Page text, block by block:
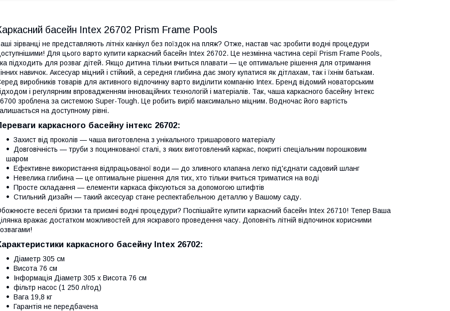
басейн Intex 26702 Prism Frame Pools
зірванці не представляють літніх канікул без поїздок на пляж? Отже, настав час зробити водні процедури
Для цього варто купити каркасний басейн Intex 26702. Це незмінна частина серії Prism Frame Pools,
підходить для розваг дітей. Якщо дитина тільки вчиться плавати — це оптимальне рішення для отримання
навичок. Аксесуар міцний і стійкий, а середня глибина дає змогу купатися як дітлахам, так і їхнім батькам.
виробників товарів для активного відпочинку варто виділити компанію Intex. Бренд відомий новаторським
і регулярним впровадженням інноваційних технологій і матеріалів. Так, чаша каркасного басейну Інтекс
зроблена за системою Super-Tough. Це робить виріб максимально міцним. Водночас його вартість
на доступному рівні.
каркасного басейну інтекс 26702:
Захист від проколів — чаша виготовлена з унікального тришарового матеріалу
Довговічність — труби з поцинкованої сталі, з яких виготовлений каркас, покриті спеціальним порошковим
шаром
Ефективне використання відпрацьованої води — до зливного клапана легко під'єднати садовий шланг
Невелика глибина — це оптимальне рішення для тих, хто тільки вчиться триматися на воді
Просте складання — елементи каркаса фіксуються за допомогою штифтів
Стильний дизайн — такий аксесуар стане респектабельною деталлю у Вашому саду.
веселі бризки та приємні водні процедури? Поспішайте купити каркасний басейн Intex 26710! Тепер Ваша
вражає достатком можливостей для яскравого проведення часу. Доповніть літній відпочинок корисними
каркасного басейну Intex 26702:
Діаметр 305 см
Висота 76 см
Інформація Діаметр 305 x Висота 76 см
фільтр насос (1 250 л/год)
Вага 19,8 кг
Гарантія не передбачена